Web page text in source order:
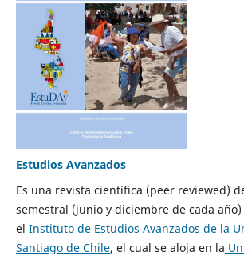
Estudios Avanzados
Es una revista científica (peer reviewed)
semestral (junio y diciembre de cada
el Instituto de Estudios Avanzados de la
Santiago de Chile, el cual se aloja en la